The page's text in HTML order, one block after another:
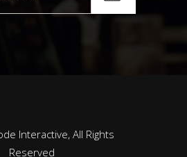
Interactive, All Rights
Reserved